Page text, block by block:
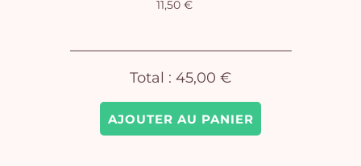
AJOUTER AU PANIER
11,50 €
Total : 45,00 €